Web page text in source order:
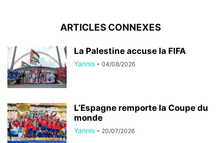
ARTICLES CONNEXES
La Palestine accuse la FIFA
Yannis - 04/08/2026
L’Espagne remporte la Coupe du
monde
Yannis - 20/07/2026